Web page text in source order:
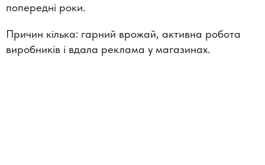
попередні роки.
Причин кілька: гарний врожай, активна робота
виробників і вдала реклама у магазинах.